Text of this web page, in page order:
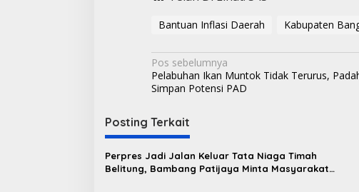
Bantuan Inflasi Daerah Kabupaten
N
a
i
g
a
Pos sebelumnya
Pelabuhan Ikan Muntok Tidak Terurus,
Simpan Potensi PAD
Posting Terkait
Perpres Jadi Jalan Keluar Tata Niaga Timah
Belitung, Bambang Patijaya Minta Masyarakat